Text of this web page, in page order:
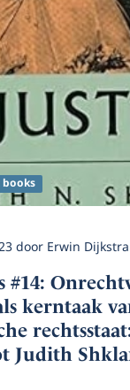
books
door Erwin Dijkstra
#14:
kerntaak
Judith